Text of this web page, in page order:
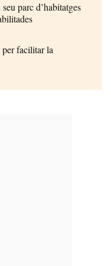
parc d’habitatges
per facilitar la